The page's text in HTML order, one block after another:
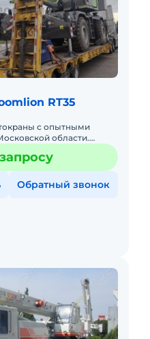
RT35
с опытными
области.
краткосрочный
Обратный звонок